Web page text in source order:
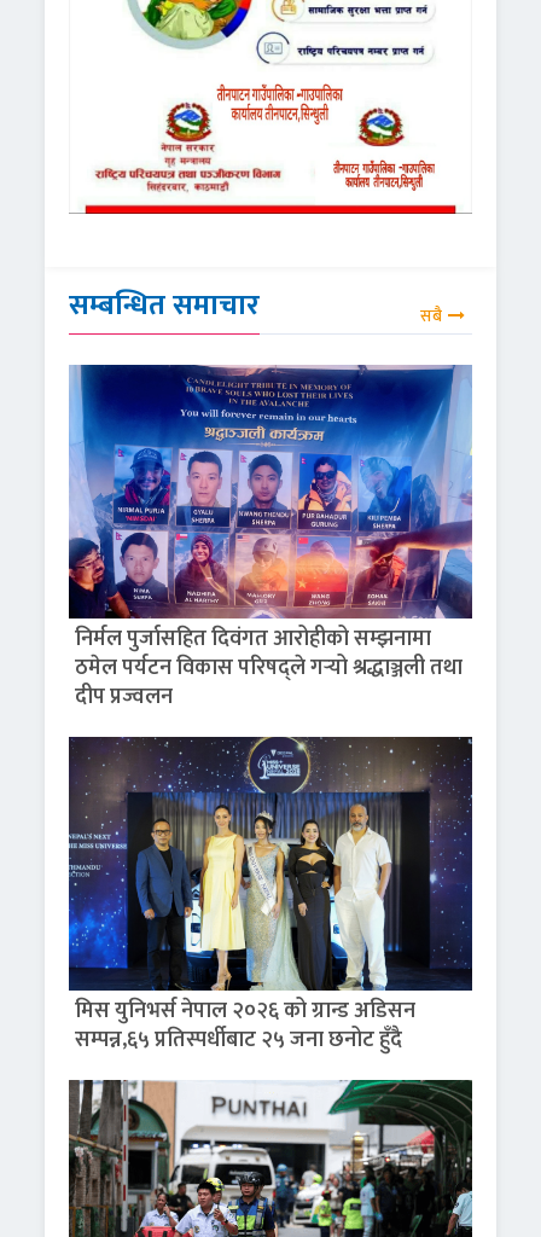
सम्बन्धित समाचार सबै
निर्मल पुर्जासहित दिवंगत आरोहीको सम्झनामा
ठमेल पर्यटन विकास परिषद्ले गर्‍यो श्रद्धाञ्जली तथा
दीप प्रज्वलन
मिस युनिभर्स नेपाल २०२६ को ग्रान्ड अडिसन
सम्पन्न,६५ प्रतिस्पर्धीबाट २५ जना छनोट हुँदै